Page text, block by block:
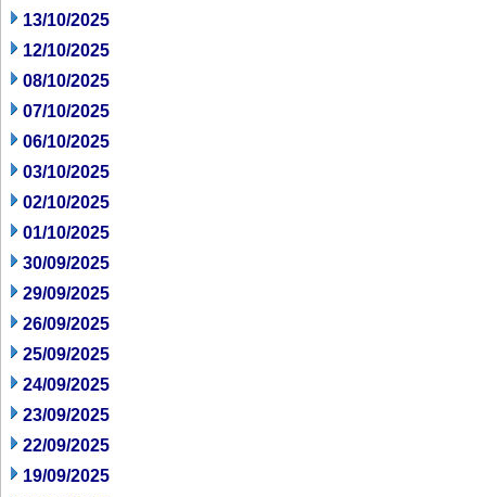
13/10/2025
12/10/2025
08/10/2025
07/10/2025
06/10/2025
03/10/2025
02/10/2025
01/10/2025
30/09/2025
29/09/2025
26/09/2025
25/09/2025
24/09/2025
23/09/2025
22/09/2025
19/09/2025